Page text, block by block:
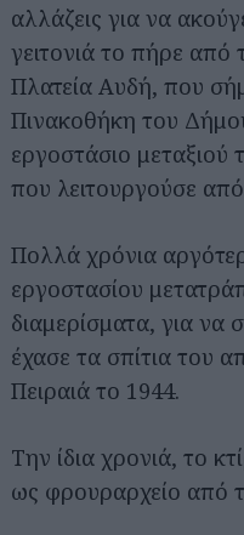
αλλάζεις για να
γειτονιά το πήρε
Πλατεία Αυδή, που
Πινακοθήκη του
εργοστάσιο μεταξιού
που λειτουργούσε
Πολλά χρόνια
εργοστασίου
διαμερίσματα, για να
έχασε τα σπίτια του
Πειραιά το 1944.
Την ίδια χρονιά, το
ως φρουραρχείο από